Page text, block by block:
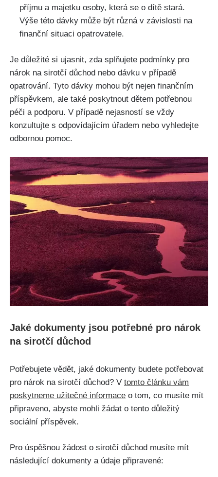
příjmu a majetku osoby, která se o dítě stará.
Výše této dávky může být různá v závislosti na
finanční situaci opatrovatele.
Je důležité si ujasnit, zda splňujete podmínky pro
nárok na sirotčí důchod nebo dávku v případě
opatrování. Tyto dávky mohou být nejen finančním
příspěvkem, ale také poskytnout dětem potřebnou
péči a podporu. V případě nejasností se vždy
konzultujte s odpovídajícím úřadem nebo vyhledejte
odbornou pomoc.
Jaké dokumenty jsou potřebné pro nárok
na sirotčí důchod
Potřebujete vědět, jaké dokumenty budete potřebovat
pro nárok na sirotčí důchod? V tomto článku vám
poskytneme užitečné informace o tom, co musíte mít
připraveno, abyste mohli žádat o tento důležitý
sociální příspěvek.
Pro úspěšnou žádost o sirotčí důchod musíte mít
následující dokumenty a údaje připravené: